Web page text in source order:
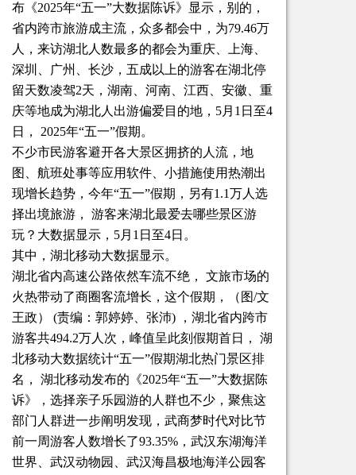
布《2025年“五一”大数据陈诉》显示，别的，
省内跨市旅游成主流，众多都会中，为79.46万
人，来访湖北人数最多的都会为重庆、上海、
深圳、广州、长沙，五成以上的游客在湖北停
留天数凌驾2天，湖南、河南、江西、安徽、重
庆等地成为湖北人出游偏爱目的地，5月1日至4
日， 2025年“五一”假期。
不少市民游客避开各大景区拥挤的人流，地
图、航班处事等应用软件、小措施使用热潮出
现增长趋势，今年“五一”假期，另有1.1万人选
择出境旅游， 游客来湖北最爱去哪些景区游
玩？大数据显示，5月1日至4日。
其中，湖北移动大数据显示。
湖北省内高速公路依然车流不绝， 文旅市场的
火热带动了商圈客流增长，这个假期，（图/文
王政） (责编：郭婷婷、张沛) ，湖北省内跨市
游客共494.2万人次，峰值呈此刻假期首日， 湖
北移动大数据统计“五一”假期湖北热门景区排
名， 湖北移动发布的《2025年“五一”大数据陈
诉》，选择亲子乐园游的人群也不少，聚焦这
部门人群进一步阐明发现，武商梦时代对比节
前一周游客人数增长了93.35%，武汉东湖海洋
世界、武汉动物园、武汉海昌极地海洋公园客